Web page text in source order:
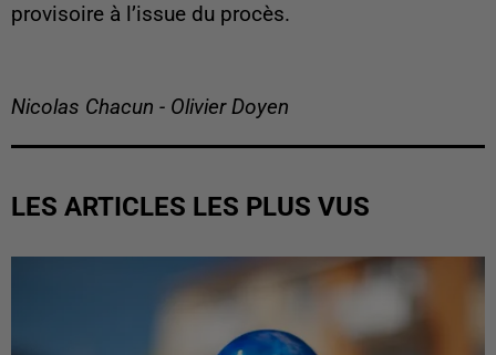
provisoire à l’issue du procès.
Nicolas Chacun - Olivier Doyen
LES ARTICLES LES PLUS VUS